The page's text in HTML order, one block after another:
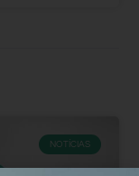
NOTÍCIAS